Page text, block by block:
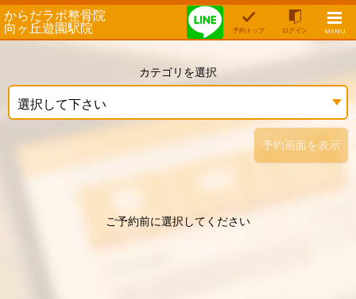
からだラボ整骨院
向ヶ丘遊園駅院 予約トップ ログイン MENU
カテゴリを選択
選択して下さい
予約画面を表示
ご予約前に選択してください